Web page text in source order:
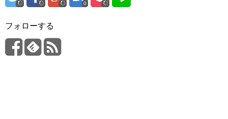
0
フォローする